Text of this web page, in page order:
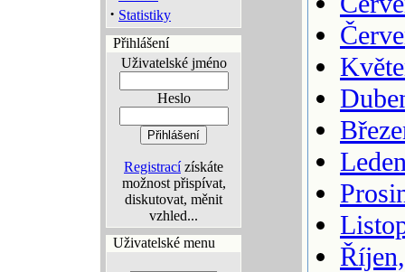
· Statistiky
Přihlášení
Uživatelské jméno
Heslo
Registracízískáte
možnost přispívat,
diskutovat, měnit
vzhled...
Uživatelské menu